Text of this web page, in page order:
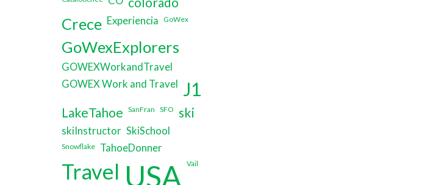
Crece Experiencia GoWex
GoWexExplorers
GOWEXWorkandTravel
GOWEX Work and Travel
J1
LakeTahoe SanFran SFO ski
skiInstructor SkiSchool
Snowflake TahoeDonner
Travel USA Vail